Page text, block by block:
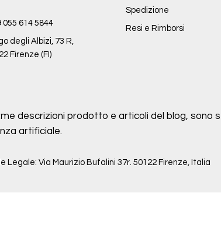
descrizioni prodotto e articoli del blog, sono
artificiale.
055 614 5844
degli Albizi, 73 R,
Firenze (FI)
Spedizione
Resi e Rimborsi
Legale: Via Maurizio Bufalini 37r. 50122 Firenze, Italia